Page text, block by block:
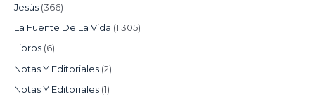
Jesús (366)
La Fuente De La Vida (1.305)
Libros (6)
Notas Y Editoriales (2)
Notas Y Editoriales (1)